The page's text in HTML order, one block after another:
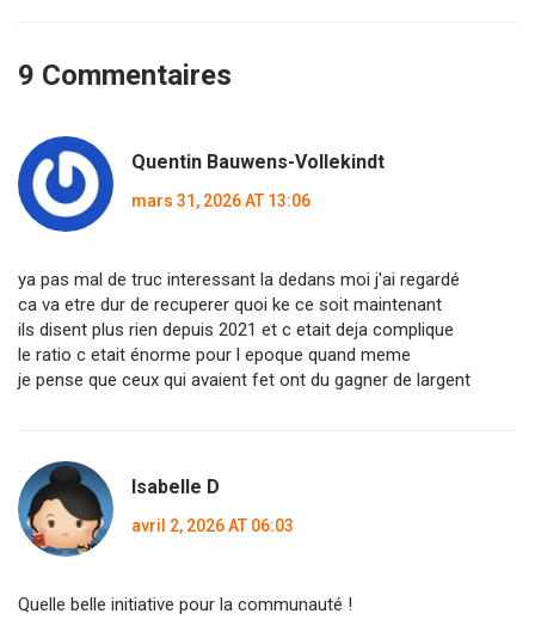
9 Commentaires
Quentin Bauwens-Vollekindt
mars 31, 2026 AT 13:06
ya pas mal de truc interessant la dedans moi j'ai regardé
ca va etre dur de recuperer quoi ke ce soit maintenant
ils disent plus rien depuis 2021 et c etait deja complique
le ratio c etait énorme pour l epoque quand meme
je pense que ceux qui avaient fet ont du gagner de largent
Isabelle D
avril 2, 2026 AT 06:03
Quelle belle initiative pour la communauté !